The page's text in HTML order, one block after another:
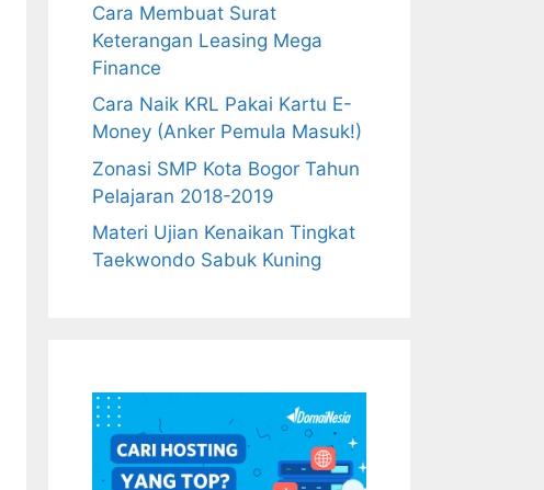
Cara Membuat Surat
Keterangan Leasing Mega
Finance
Cara Naik KRL Pakai Kartu E-
Money (Anker Pemula Masuk!)
Zonasi SMP Kota Bogor Tahun
Pelajaran 2018-2019
Materi Ujian Kenaikan Tingkat
Taekwondo Sabuk Kuning